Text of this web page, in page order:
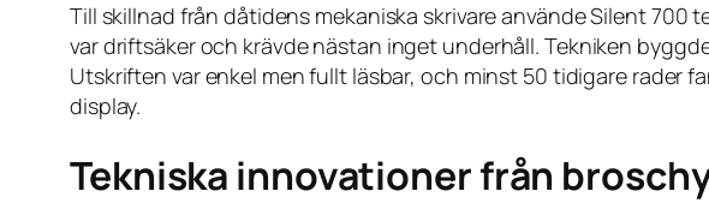
Till skillnad från dåtidens mekaniska skrivare använde Silent
var driftsäker och krävde nästan inget underhåll. Tekniken
Utskriften var enkel men fullt läsbar, och minst 50 tidigare rader
display.
Tekniska innovationer från